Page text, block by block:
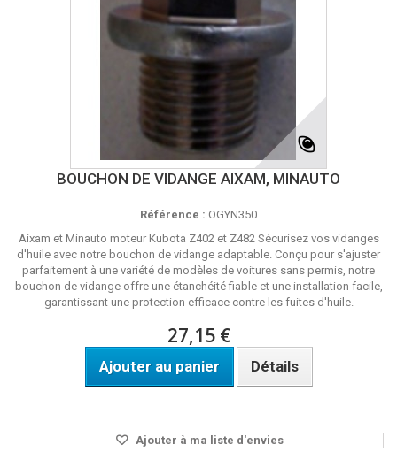
BOUCHON DE VIDANGE AIXAM, MINAUTO
Référence : OGYN350
Aixam et Minauto moteur Kubota Z402 et Z482 Sécurisez vos vidanges
d'huile avec notre bouchon de vidange adaptable. Conçu pour s'ajuster
parfaitement à une variété de modèles de voitures sans permis, notre
bouchon de vidange offre une étanchéité fiable et une installation facile,
garantissant une protection efficace contre les fuites d'huile.
27,15 €
Ajouter au panier Détails
Ajouter à ma liste d'envies